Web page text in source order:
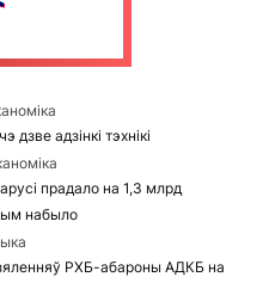
адзінкі тэхнікі
прадало на 1,3 млрд
набыло
РХБ-абароны АДКБ на